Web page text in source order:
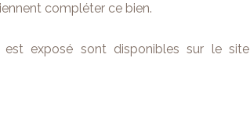
compléter ce bien.
exposé sont disponibles sur le site